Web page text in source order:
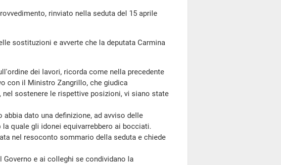
rinviato nella seduta del 15 aprile
sostituzioni e avverte che la deputata Carmina
dei lavori, ricorda come nella precedente
con il Ministro Zangrillo, che giudica
sostenere le rispettive posizioni, vi siano state
dato una definizione, ad avviso delle
quale gli idonei equivarrebbero ai bocciati.
nel resoconto sommario della seduta e chiede
e ai colleghi se condividano la